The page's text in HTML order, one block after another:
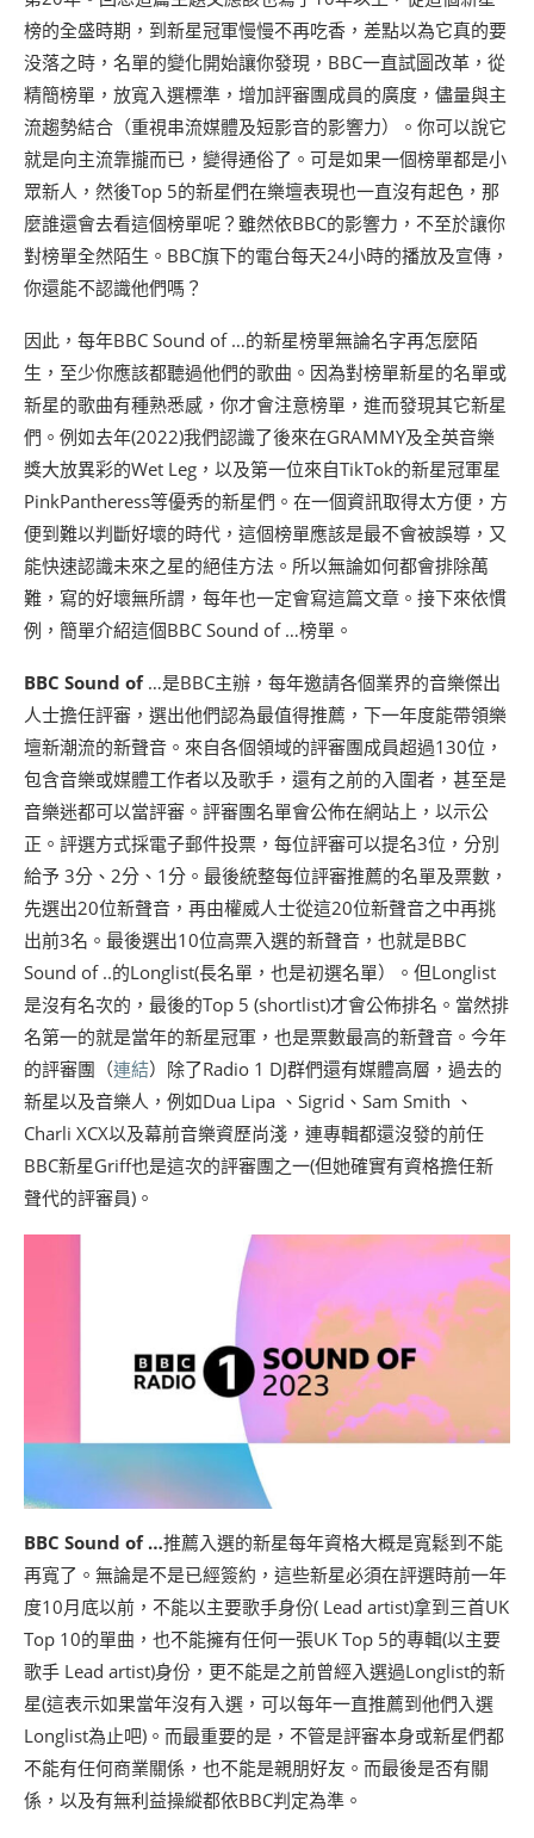
榜的全盛時期，到新星冠軍慢慢不再吃香，差點以為它真的要
没落之時，名單的變化開始讓你發現，BBC一直試圖改革，從
精簡榜單，放寬入選標準，增加評審團成員的廣度，儘量與主
流趨勢結合（重視串流媒體及短影音的影響力）。你可以說它
就是向主流靠攏而已，變得通俗了。可是如果一個榜單都是小
眾新人，然後Top 5的新星們在樂壇表現也一直沒有起色，那
麼誰還會去看這個榜單呢？雖然依BBC的影響力，不至於讓你
對榜單全然陌生。BBC旗下的電台每天24小時的播放及宣傳，
你還能不認識他們嗎？
因此，每年BBC Sound of …的新星榜單無論名字再怎麼陌
生，至少你應該都聽過他們的歌曲。因為對榜單新星的名單或
新星的歌曲有種熟悉感，你才會注意榜單，進而發現其它新星
們。例如去年(2022)我們認識了後來在GRAMMY及全英音樂
獎大放異彩的Wet Leg，以及第一位來自TikTok的新星冠軍星
PinkPantheress等優秀的新星們。在一個資訊取得太方便，方
便到難以判斷好壞的時代，這個榜單應該是最不會被誤導，又
能快速認識未來之星的絕佳方法。所以無論如何都會排除萬
難，寫的好壞無所謂，每年也一定會寫這篇文章。接下來依慣
例，簡單介紹這個BBC Sound of …榜單。
BBC Sound of …是BBC主辦，每年邀請各個業界的音樂傑出
人士擔任評審，選出他們認為最值得推薦，下一年度能帶領樂
壇新潮流的新聲音。來自各個領域的評審團成員超過130位，
包含音樂或媒體工作者以及歌手，還有之前的入圍者，甚至是
音樂迷都可以當評審。評審團名單會公佈在網站上，以示公
正。評選方式採電子郵件投票，每位評審可以提名3位，分別
給予 3分、2分、1分。最後統整每位評審推薦的名單及票數，
先選出20位新聲音，再由權威人士從這20位新聲音之中再挑
出前3名。最後選出10位高票入選的新聲音，也就是BBC
Sound of ..的Longlist(長名單，也是初選名單）。但Longlist
是沒有名次的，最後的Top 5 (shortlist)才會公佈排名。當然排
名第一的就是當年的新星冠軍，也是票數最高的新聲音。今年
的評審團（連結）除了Radio 1 DJ群們還有媒體高層，過去的
新星以及音樂人，例如Dua Lipa 、Sigrid、Sam Smith 、
Charli XCX以及幕前音樂資歷尚淺，連專輯都還沒發的前任
BBC新星Griff也是這次的評審團之一(但她確實有資格擔任新
聲代的評審員)。
BBC Sound of …推薦入選的新星每年資格大概是寬鬆到不能
再寬了。無論是不是已經簽約，這些新星必須在評選時前一年
度10月底以前，不能以主要歌手身份( Lead artist)拿到三首UK
Top 10的單曲，也不能擁有任何一張UK Top 5的專輯(以主要
歌手 Lead artist)身份，更不能是之前曾經入選過Longlist的新
星(這表示如果當年沒有入選，可以每年一直推薦到他們入選
Longlist為止吧)。而最重要的是，不管是評審本身或新星們都
不能有任何商業關係，也不能是親朋好友。而最後是否有關
係，以及有無利益操縱都依BBC判定為準。